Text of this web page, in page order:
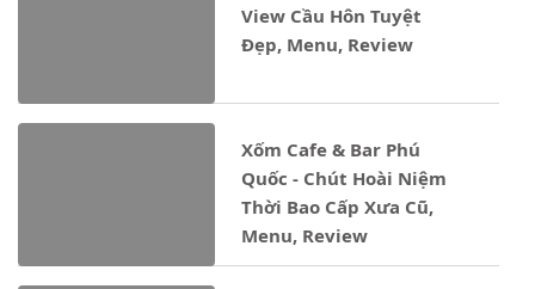
View Cầu Hôn Tuyệt
Đẹp, Menu, Review
Xốm Cafe & Bar Phú
Quốc - Chút Hoài Niệm
Thời Bao Cấp Xưa Cũ,
Menu, Review